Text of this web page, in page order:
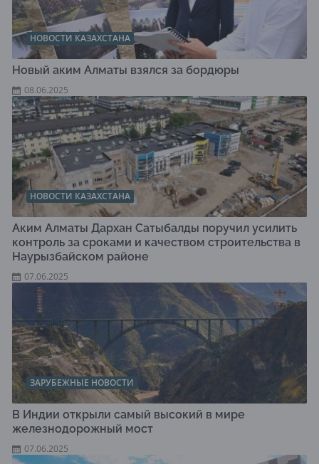
НОВОСТИ КАЗАХСТАНА
Новый аким Алматы взялся за бордюры
08.06.2025
НОВОСТИ КАЗАХСТАНА
Аким Алматы Дархан Сатыбалды поручил усилить
контроль за сроками и качеством строительства в
Наурызбайском районе
07.06.2025
ЗАРУБЕЖНЫЕ НОВОСТИ
В Индии открыли самый высокий в мире
железнодорожный мост
07.06.2025